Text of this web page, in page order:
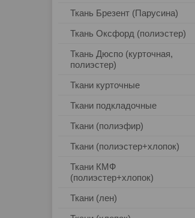
Ткань Брезент (Парусина)
Ткань Оксфорд (полиэстер)
Ткань Дюспо (курточная,
полиэстер)
Ткани курточные
Ткани подкладочные
Ткани (полиэфир)
Ткани (полиэстер+хлопок)
Ткани КМФ
(полиэстер+хлопок)
Ткани (лен)